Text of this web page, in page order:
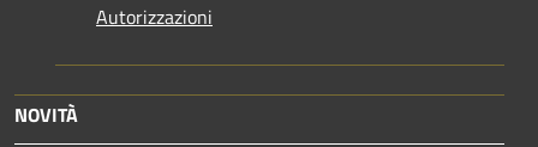
Autorizzazioni
NOVITÀ